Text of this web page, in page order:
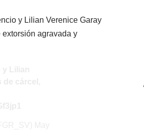
y Lilian Verenice Garay
agravada y